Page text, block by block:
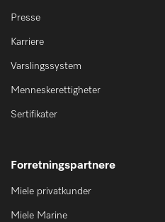
Presse
Karriere
Varslingssystem
Menneskerettigheter
Sertifikater
Forretningspartnere
Miele privatkunder
Miele Marine